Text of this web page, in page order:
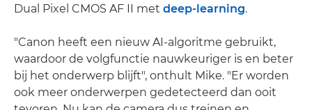
Dual Pixel CMOS AF II met deep-learning.
"Canon heeft een nieuw AI-algoritme gebruikt,
waardoor de volgfunctie nauwkeuriger is en beter
bij het onderwerp blijft", onthult Mike. "Er worden
ook meer onderwerpen gedetecteerd dan ooit